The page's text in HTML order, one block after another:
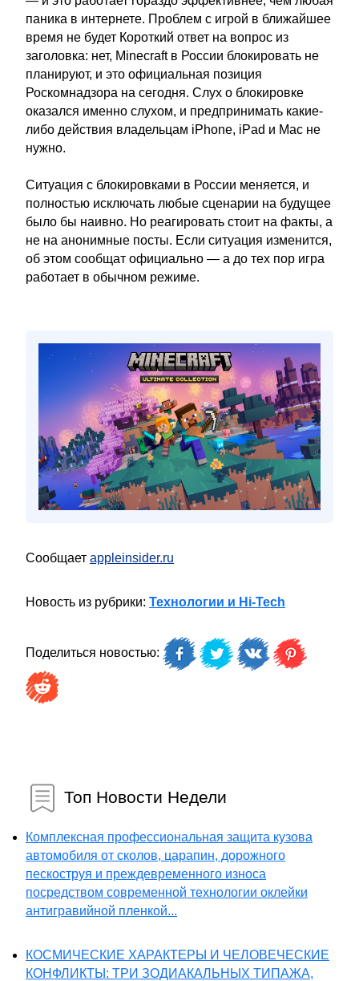
паника в интернете. Проблем с игрой в ближайшее
время не будет Короткий ответ на вопрос из
заголовка: нет, Minecraft в России блокировать не
планируют, и это официальная позиция
Роскомнадзора на сегодня. Слух о блокировке
оказался именно слухом, и предпринимать какие-
либо действия владельцам iPhone, iPad и Mac не
нужно.
Ситуация с блокировками в России меняется, и
полностью исключать любые сценарии на будущее
было бы наивно. Но реагировать стоит на факты, а
не на анонимные посты. Если ситуация изменится,
об этом сообщат официально — а до тех пор игра
работает в обычном режиме.
Сообщает appleinsider.ru
Новость из рубрики: Технологии и Hi-Tech
Поделиться новостью:
Топ Новости Недели
Комплексная профессиональная защита кузова
автомобиля от сколов, царапин, дорожного
пескоструя и преждевременного износа
посредством современной технологии оклейки
антигравийной пленкой...
КОСМИЧЕСКИЕ ХАРАКТЕРЫ И ЧЕЛОВЕЧЕСКИЕ
КОНФЛИКТЫ: ТРИ ЗОДИАКАЛЬНЫХ ТИПАЖА,